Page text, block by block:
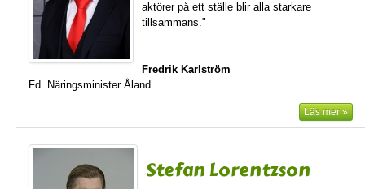
aktörer på ett ställe blir alla starkare
tillsammans."
Fredrik Karlström
Fd. Näringsminister Åland
Läs mer »
Stefan Lorentzson